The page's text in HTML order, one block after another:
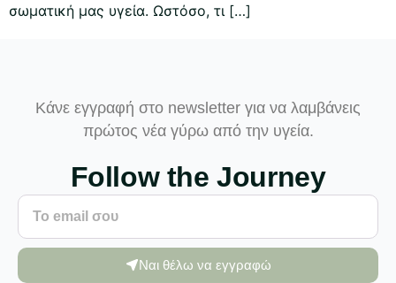
σωματική μας υγεία. Ωστόσο, τι […]
Κάνε εγγραφή στο newsletter για να λαμβάνεις
πρώτος νέα γύρω από την υγεία.
Follow the Journey
Ναι θέλω να εγγραφώ